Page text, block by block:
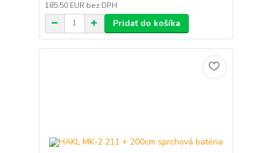
185,50 EUR bez DPH
Pridať do košíka